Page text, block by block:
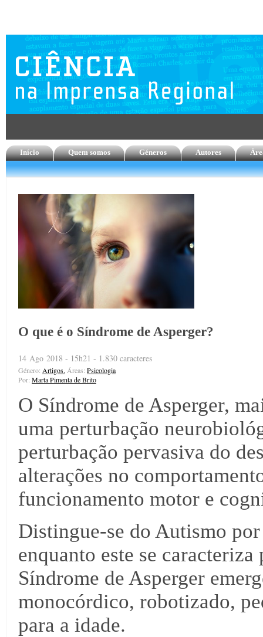
Início Quem somos Géneros Autores
O que é o Síndrome de Asperger?
14 Ago 2018 - 15h21 - 1.830 caracteres
Género: Artigos. Áreas: Psicologia
Por: Marta Pimenta de Brito
O Síndrome de Asperger,
uma perturbação
perturbação pervasiva do
alterações no
funcionamento motor e
Distingue-se do Autismo
enquanto este se
Síndrome de Asperger
monocórdico, robotizado,
para a idade.